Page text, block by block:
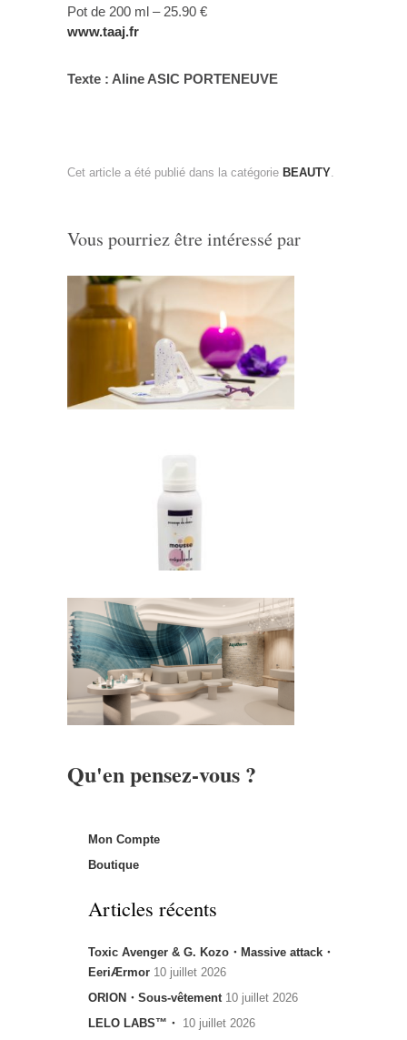
Pot de 200 ml – 25.90 €
www.taaj.fr
Texte : Aline ASIC PORTENEUVE
Cet article a été publié dans la catégorie BEAUTY.
Vous pourriez être intéressé par
Qu'en pensez-vous ?
Mon Compte
Boutique
Articles récents
Toxic Avenger & G. Kozo・Massive attack・
EeriÆrmor 10 juillet 2026
ORION・Sous-vêtement 10 juillet 2026
LELO LABS™・ 10 juillet 2026